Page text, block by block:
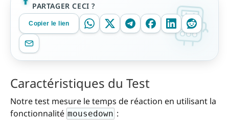
PARTAGER CECI ?
Copier le lien
Caractéristiques du Test
Notre test mesure le temps de réaction en utilisant la
fonctionnalité mousedown :